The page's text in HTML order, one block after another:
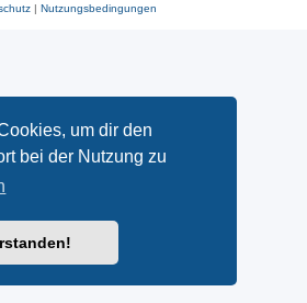
um dir den
bei der Nutzung zu
| Nutzungsbedingungen